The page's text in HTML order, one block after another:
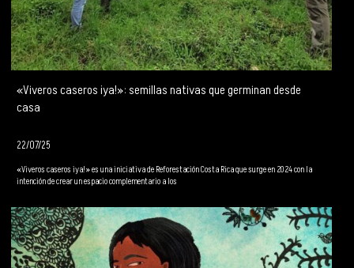
«Viveros caseros ¡ya!»: semillas nativas que germinan desde
casa
22/07/25
«Viveros caseros ¡ya!» es una iniciativa de Reforestación Costa Rica que surge en 2024 con la
intención de crear un espacio complementario a los